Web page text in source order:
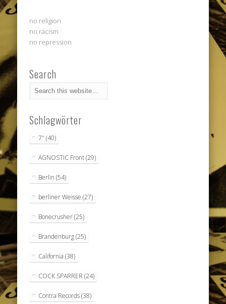
no religion
no racism
no repression
Search
Schlagwörter
7" (40)
AGNOSTIC Front(29)
Berlin (54)
berliner Weisse (27)
Bonecrusher(25)
Brandenburg(25)
California (38)
COCK SPARRER (24)
Contra Records(38)